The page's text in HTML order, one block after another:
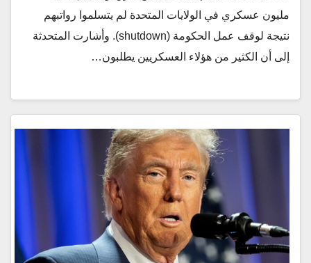
مليون عسكري في الولايات المتحدة لم يتسلموا رواتبهم
نتيجة لوقف عمل الحكومة (shutdown). وأشارت المتحدثة
إلى أن الكثير من هؤلاء العسكريين يطلبون…